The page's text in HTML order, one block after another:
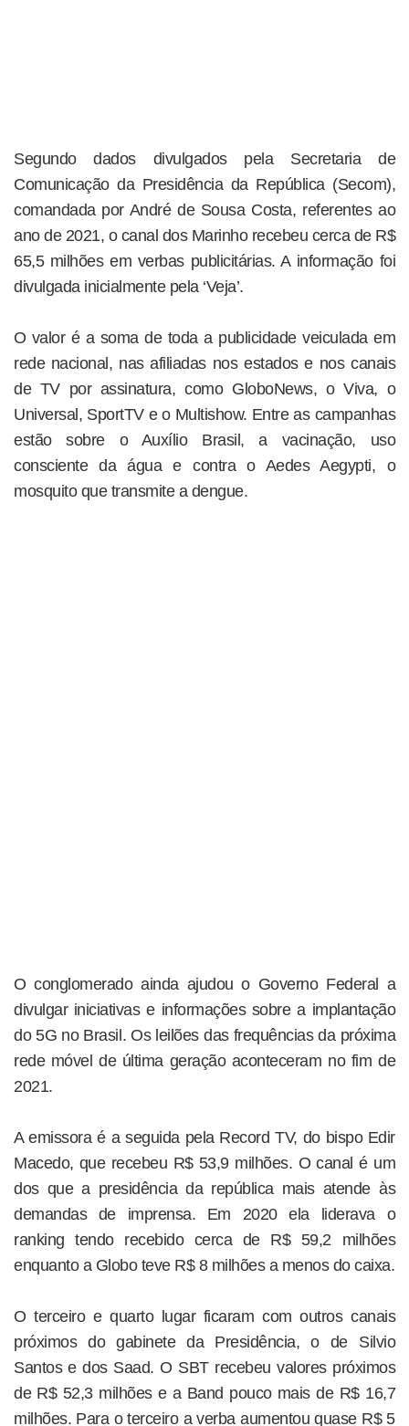
Segundo dados divulgados pela Secretaria de
Comunicação da Presidência da República (Secom),
comandada por André de Sousa Costa, referentes ao
ano de 2021, o canal dos Marinho recebeu cerca de R$
65,5 milhões em verbas publicitárias. A informação foi
divulgada inicialmente pela ‘Veja’.
O valor é a soma de toda a publicidade veiculada em
rede nacional, nas afiliadas nos estados e nos canais
de TV por assinatura, como GloboNews, o Viva, o
Universal, SportTV e o Multishow. Entre as campanhas
estão sobre o Auxílio Brasil, a vacinação, uso
consciente da água e contra o Aedes Aegypti, o
mosquito que transmite a dengue.
O conglomerado ainda ajudou o Governo Federal a
divulgar iniciativas e informações sobre a implantação
do 5G no Brasil. Os leilões das frequências da próxima
rede móvel de última geração aconteceram no fim de
2021.
A emissora é a seguida pela Record TV, do bispo Edir
Macedo, que recebeu R$ 53,9 milhões. O canal é um
dos que a presidência da república mais atende às
demandas de imprensa. Em 2020 ela liderava o
ranking tendo recebido cerca de R$ 59,2 milhões
enquanto a Globo teve R$ 8 milhões a menos do caixa.
O terceiro e quarto lugar ficaram com outros canais
próximos do gabinete da Presidência, o de Silvio
Santos e dos Saad. O SBT recebeu valores próximos
de R$ 52,3 milhões e a Band pouco mais de R$ 16,7
milhões. Para o terceiro a verba aumentou quase R$ 5